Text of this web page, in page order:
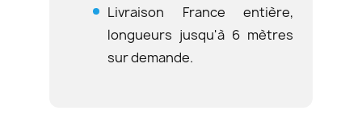
Livraison France entière,
longueurs jusqu'à 6 mètres
sur demande.